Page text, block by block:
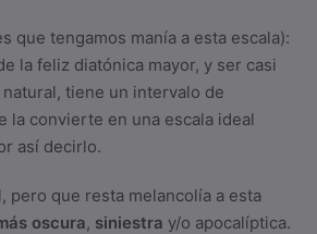
que tengamos manía a esta escala):
la feliz diatónica mayor, y ser casi
tiene un intervalo de
la convierte en una escala ideal
así decirlo.
pero que resta melancolía a esta
oscura, siniestra y/o apocalíptica.